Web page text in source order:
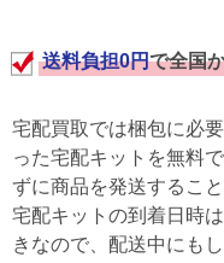
送料負担0円で全国
宅配買取では梱包に必
った宅配キットを無料
ずに商品を発送すること
宅配キットの到着日時
きなので、配送中にも